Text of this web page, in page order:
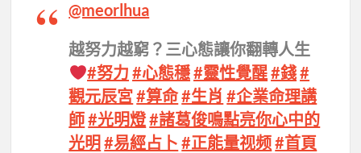
@meorlhua
越努力越窮？三心態讓你翻轉人生
#努力 #心態穩#靈性覺醒#錢#
觀元辰宮#算命#生肖 #企業命理講
師#光明燈#諸葛俊鳴點亮你心中的
光明 #易經占卜 #正能量视频#首頁